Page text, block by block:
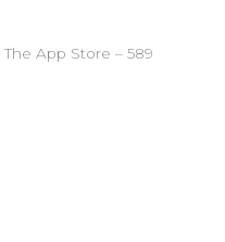
App Store – 589